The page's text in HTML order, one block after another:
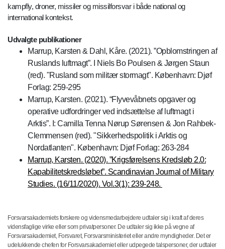
kampfly, droner, missiler og missilforsvar i både national og
international kontekst.
Udvalgte publikationer
Marrup, Karsten & Dahl, Kåre. (2021). ”Opblomstringen af
Ruslands luftmagt”. I Niels Bo Poulsen & Jørgen Staun
(red). "Rusland som militær stormagt". København: Djøf
Forlag: 259-295
Marrup, Karsten. (2021). “Flyvevåbnets opgaver og
operative udfordringer ved indsættelse af luftmagt i
Arktis”. I: Camilla Tenna Nørup Sørensen & Jon Rahbek-
Clemmensen (red). "Sikkerhedspolitik i Arktis og
Nordatlanten". København: Djøf Forlag: 263-284
Marrup, Karsten. (2020). ”Krigsførelsens Kredsløb 2.0:
Kapabilitetskredsløbet”. Scandinavian Journal of Military
Studies. (16/11/2020). Vol.3(1): 239-248.
Forsvarsakademiets forskere og vidensmedarbejdere udtaler sig i kraft af deres
vidensfaglige virke eller som privatpersoner. De udtaler sig ikke på vegne af
Forsvarsakademiet, Forsvaret, Forsvarsministeriet eller andre myndigheder. Det er
udelukkende chefen for Forsvarsakademiet eller udpegede talspersoner, der udtaler